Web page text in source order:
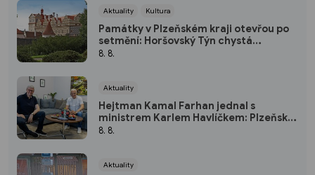
Aktuality Kultura
Památky v Plzeňském kraji otevřou po
setmění: Horšovský Týn chystá
japonský program, Rabí osvítí svíčky
8. 8.
Aktuality
Hejtman Kamal Farhan jednal s
ministrem Karlem Havlíčkem: Plzeňský
kraj chce sázet na inovace a
8. 8.
Aktuality